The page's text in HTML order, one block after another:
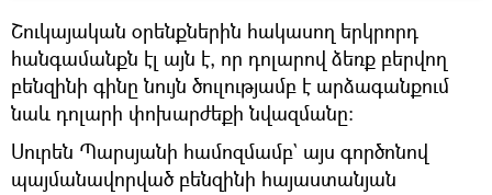
Շուկայական օրենքներին հակասող երկրորդ
հանգամանքն էլ այն է, որ դոլարով ձեռք բերվող
բենզինի գինը նույն ծուլությամբ է արձագանքում
նաև դոլարի փոխարժեքի նվազմանը։
Սուրեն Պարսյանի համոզմամբ` այս գործոնով
պայմանավորված բենզինի հայաստանյան